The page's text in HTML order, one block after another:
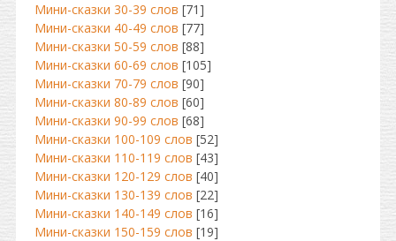
Мини-сказки 30-39 слов [71]
Мини-сказки 40-49 слов [77]
Мини-сказки 50-59 слов [88]
Мини-сказки 60-69 слов [105]
Мини-сказки 70-79 слов [90]
Мини-сказки 80-89 слов [60]
Мини-сказки 90-99 слов [68]
Мини-сказки 100-109 слов [52]
Мини-сказки 110-119 слов [43]
Мини-сказки 120-129 слов [40]
Мини-сказки 130-139 слов [22]
Мини-сказки 140-149 слов [16]
Мини-сказки 150-159 слов [19]